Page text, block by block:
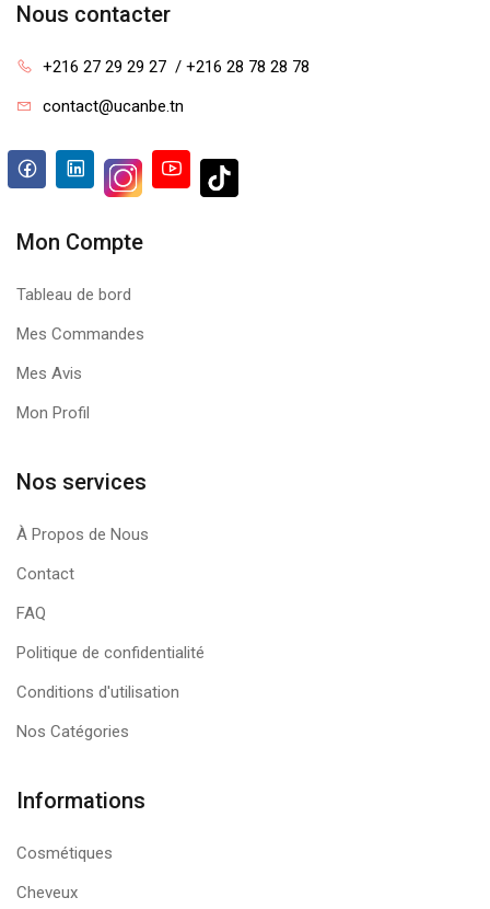
Nous contacter
+216 27 29 29 27  / +216 28 78 28 78
contact@ucanbe.tn
Mon Compte
Tableau de bord
Mes Commandes
Mes Avis
Mon Profil
Nos services
À Propos de Nous
Contact
FAQ
Politique de confidentialité
Conditions d'utilisation
Nos Catégories
Informations
Cosmétiques
Cheveux